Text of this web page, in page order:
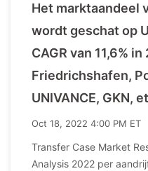
Het marktaandeel
wordt geschat op
CAGR van 11,6%
Friedrichshafen,
UNIVANCE, GKN,
Oct 18, 2022 4:00 PM ET
Transfer Case Market
Analysis 2022 per